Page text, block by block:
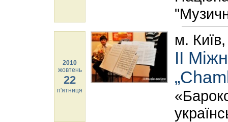
2010
жовтень
22
п'ятниця
м.
ІІ